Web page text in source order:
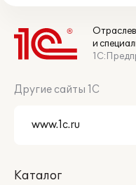
и
Другие сайты 1С
Каталог